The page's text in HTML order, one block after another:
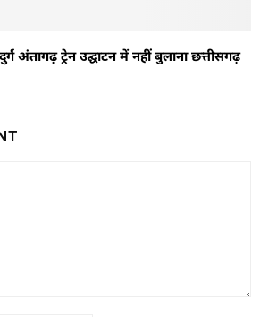
अंतागढ़ ट्रेन उद्घाटन में नहीं बुलाना छत्तीसगढ़